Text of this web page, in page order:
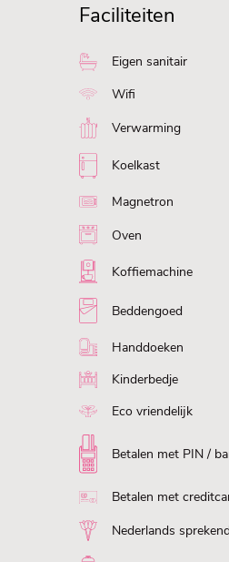
Faciliteiten
Eigen sanitair
Wifi
Verwarming
Koelkast
Magnetron
Oven
Koffiemachine
Beddengoed
Handdoeken
Kinderbedje
Eco vriendelijk
Betalen met PIN /
Betalen met
Nederlands